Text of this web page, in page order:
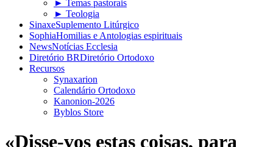
► Temas pastorais
► Teologia
SinaxeSuplemento Litúrgico
SophiaHomilias e Antologias espirituais
NewsNotícias Ecclesia
Diretório BRDiretório Ortodoxo
Recursos
Synaxarion
Calendário Ortodoxo
Kanonion-2026
Byblos Store
«Disse-vos estas coisas, para